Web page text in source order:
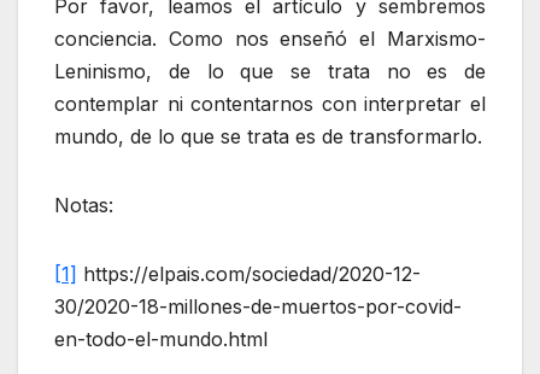
Por favor, leamos el artículo y sembremos
conciencia. Como nos enseñó el Marxismo-
Leninismo, de lo que se trata no es de
contemplar ni contentarnos con interpretar el
mundo, de lo que se trata es de transformarlo.
Notas:
[1] https://elpais.com/sociedad/2020-12-
30/2020-18-millones-de-muertos-por-covid-
en-todo-el-mundo.html